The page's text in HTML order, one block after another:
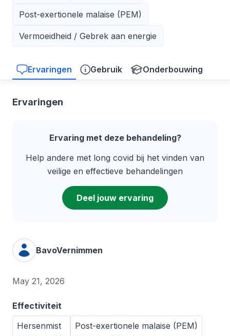
Post-exertionele malaise (PEM)
Vermoeidheid / Gebrek aan energie
Ervaringen Gebruik Onderbouwing
Ervaringen
Ervaring met deze behandeling?
Help andere met long covid bij het vinden van
veilige en effectieve behandelingen
Deel jouw ervaring
BavoVernimmen
May 21, 2026
Effectiviteit
Hersenmist
Post-exertionele malaise (PEM)